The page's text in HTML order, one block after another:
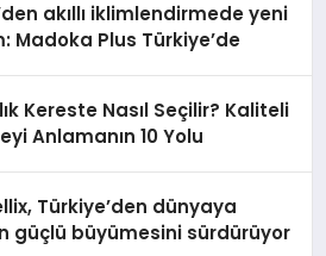
akıllı iklimlendirmede yeni
Madoka Plus Türkiye’de
Kereste Nasıl Seçilir? Kaliteli
Anlamanın 10 Yolu
Türkiye’den dünyaya
güçlü büyümesini sürdürüyor